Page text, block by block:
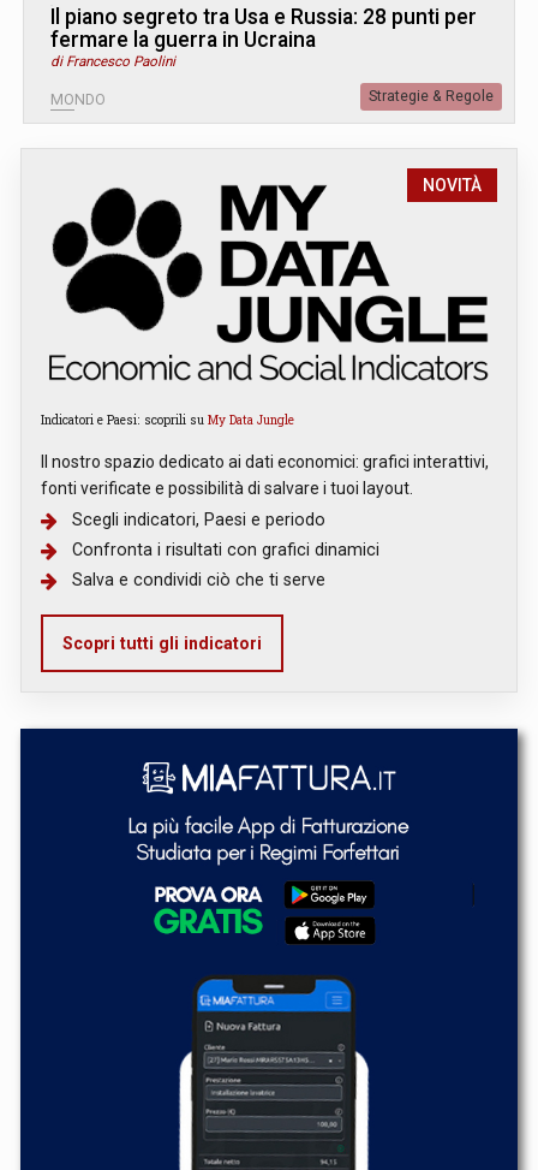
Il piano segreto tra Usa e Russia: 28 punti per
fermare la guerra in Ucraina
di Francesco Paolini
MONDO Strategie & Regole
NOVITÀ
Indicatori e Paesi: scoprili su My Data Jungle
Il nostro spazio dedicato ai dati economici: grafici interattivi,
fonti verificate e possibilità di salvare i tuoi layout.
Scegli indicatori, Paesi e periodo
Confronta i risultati con grafici dinamici
Salva e condividi ciò che ti serve
Scopri tutti gli indicatori